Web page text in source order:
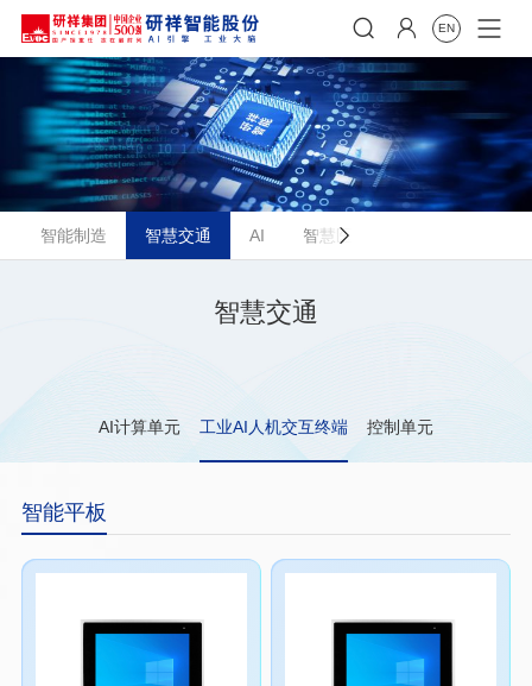
  EN
智能制造 智慧交通 AI 智慧医疗

智慧交通
AI计算单元 工业AI人机交互终端 控制单元
智能平板